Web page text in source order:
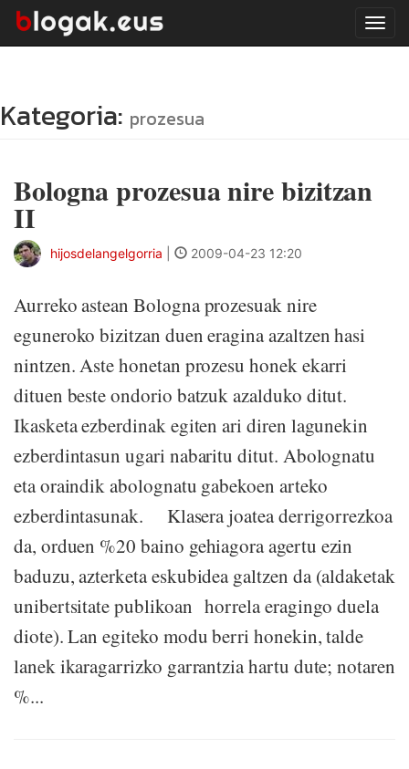
Kategoria: prozesua
Bologna prozesua nire bizitzan
II
hijosdelangelgorria 2009-04-23 12:20
Aurreko astean Bologna prozesuak nire
eguneroko bizitzan duen eragina azaltzen hasi
nintzen. Aste honetan prozesu honek ekarri
dituen beste ondorio batzuk azalduko ditut.
Ikasketa ezberdinak egiten ari diren lagunekin
ezberdintasun ugari nabaritu ditut. Abolognatu
eta oraindik abolognatu gabekoen arteko
ezberdintasunak. Klasera joatea derrigorrezkoa
da, orduen %20 baino gehiagora agertu ezin
baduzu, azterketa eskubidea galtzen da (aldaketak
unibertsitate publikoan horrela eragingo duela
diote). Lan egiteko modu berri honekin, talde
lanek ikaragarrizko garrantzia hartu dute; notaren
%...